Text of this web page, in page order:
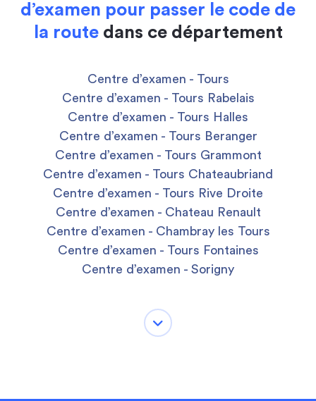
d’examen pour passer le code de
la routedans ce département
Centre d’examen - Tours
Centre d’examen - Tours Rabelais
Centre d’examen - Tours Halles
Centre d’examen - Tours Beranger
Centre d’examen - Tours Grammont
Centre d’examen - Tours Chateaubriand
Centre d’examen - Tours Rive Droite
Centre d’examen - Chateau Renault
Centre d’examen - Chambray les Tours
Centre d’examen - Tours Fontaines
Centre d’examen - Sorigny